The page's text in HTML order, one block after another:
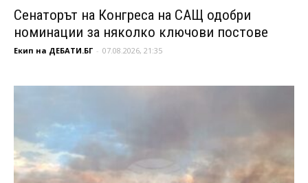
Сенаторът на Конгреса на САЩ одобри
номинации за няколко ключови постове
Екип на ДЕБАТИ.БГ - 07.08.2026, 21:35